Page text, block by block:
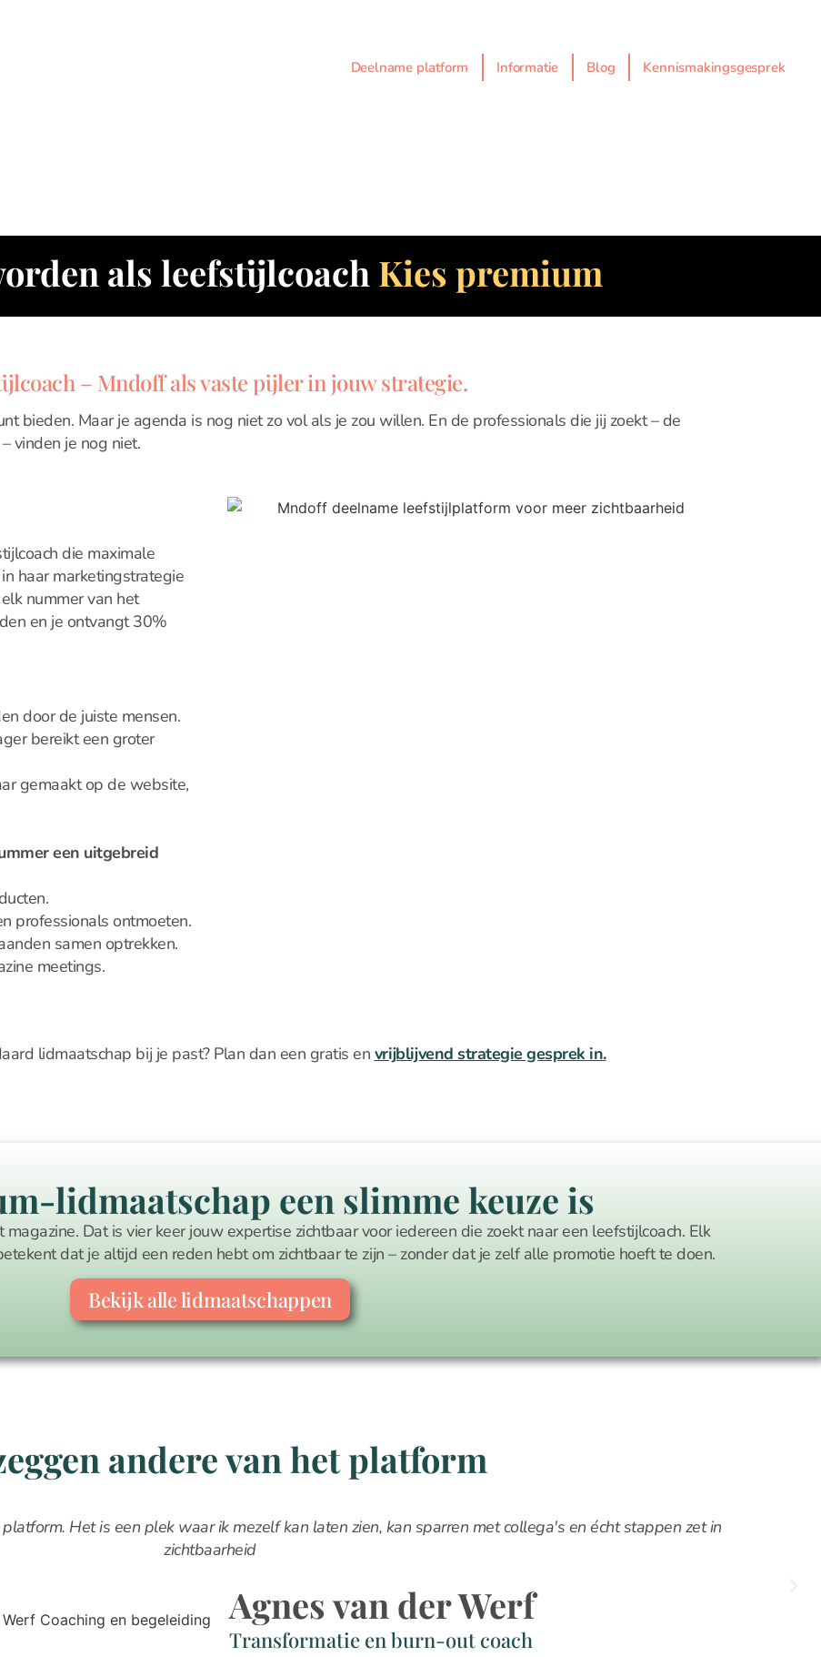
Deelname platform Informatie Blog Kennismakingsgesprek
als leefstijlcoach Kies premium
– Mndoff als vaste pijler in jouw strategie.
bieden. Maar je agenda is nog niet zo vol als je zou willen. En de professionals die jij zoekt – de
vinden je nog niet.
die maximale
haar marketingstrategie
nummer van het
en je ontvangt 30%
door de juiste mensen.
bereikt een groter
gemaakt op de website,
een uitgebreid
professionals ontmoeten.
samen optrekken.
meetings.
lidmaatschap bij je past? Plan dan een gratis en vrijblijvend strategie gesprek in.
lidmaatschap een slimme keuze is
Dat is vier keer jouw expertise zichtbaar voor iedereen die zoekt naar een leefstijlcoach. Elk
dat je altijd een reden hebt om zichtbaar te zijn – zonder dat je zelf alle promotie hoeft te doen.
Bekijk alle lidmaatschappen
andere van het platform
Het is een plek waar ik mezelf kan laten zien, kan sparren met collega's en écht stappen zet in
zichtbaarheid
Agnes van der Werf
Transformatie en burn-out coach